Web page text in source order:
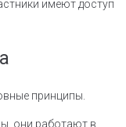
имеют доступ
принципы.
они работают в